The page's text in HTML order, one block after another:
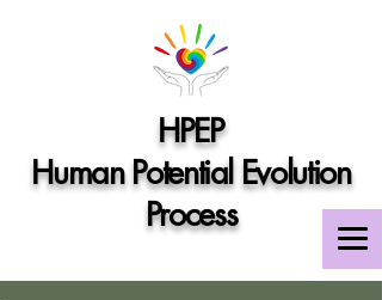
HPEP
Human Potential Evolution
Process